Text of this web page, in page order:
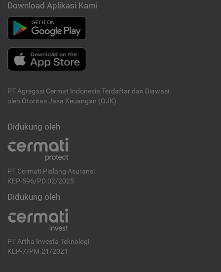
Download Aplikasi Kami
PT Agregasi Cermat Indonesia Terdaftar dan Diawasi
oleh Otoritas Jasa Keuangan (OJK)
Didukung oleh
PT Cermati Pialang Asuransi
KEP-596/PD.02/2025
Didukung oleh
PT Artha Investa Teknologi
KEP-7/PM.21/2021